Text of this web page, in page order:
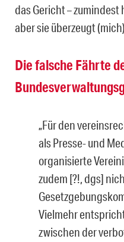
das Gericht – zumindest
aber sie überzeugt
Die falsche Fährte
„Für den
als Presse- und
organisierte
zudem [?!, dgs]
Vielmehr
zwischen der